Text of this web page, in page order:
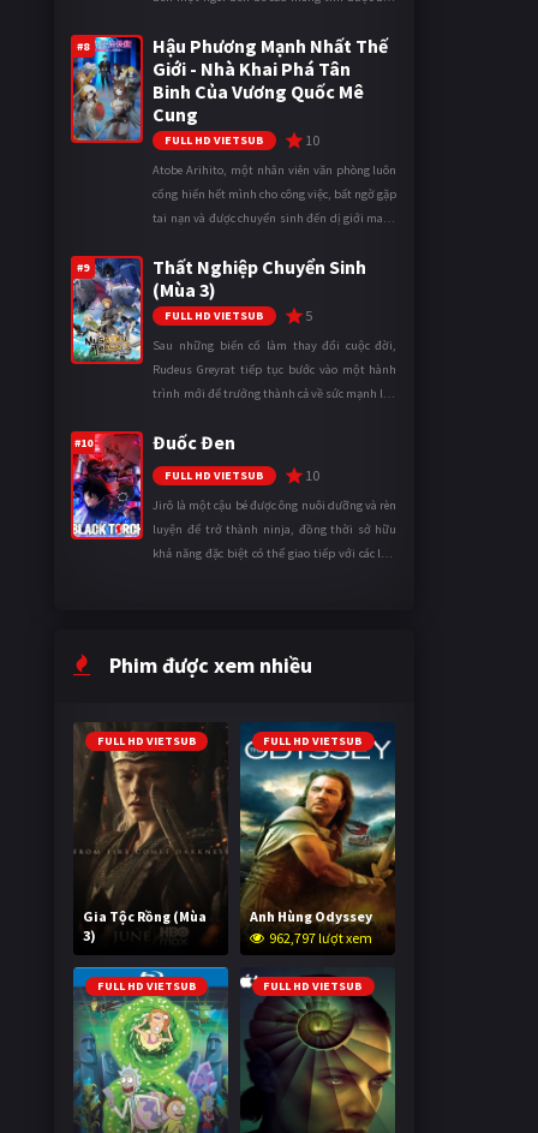
cậu được Thần Tình Y ...
#8
Hậu Phương Mạnh Nhất Thế
Giới - Nhà Khai Phá Tân
Binh Của Vương Quốc Mê
Cung
FULL HD VIETSUB 10
Atobe Arihito, một nhân viên văn phòng luôn
cống hiến hết mình cho công việc, bất ngờ gặp
tai nạn và được chuyển sinh đến dị giới mang
thành một mạo hiểm gi ...
#9
Thất Nghiệp Chuyển Sinh
(Mùa 3)
FULL HD VIETSUB 5
Sau những biến cố làm thay đổi cuộc đời,
Rudeus Greyrat tiếp tục bước vào một hành
trình mới để trưởng thành cả về sức mạnh lẫn
ngày càng khắc nghiệt, anh ...
#10 Đuốc Đen
FULL HD VIETSUB 10
Jirô là một cậu bé được ông nuôi dưỡng và rèn
luyện để trở thành ninja, đồng thời sở hữu
khả năng đặc biệt có thể giao tiếp với các loài
Phim được xem nhiều
FULL HD VIETSUB
Gia Tộc Rồng (Mùa
3)
2,028,872 lượt xem
FULL HD VIETSUB
Anh Hùng Odyssey
962,797 lượt xem
FULL HD VIETSUB FULL HD VIETSUB